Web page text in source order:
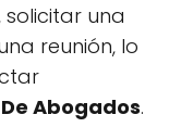
una
reunión, lo
Abogados.